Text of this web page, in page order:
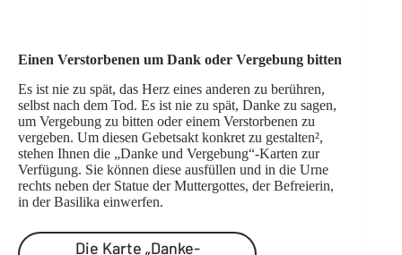
Einen Verstorbenen um Dank oder Vergebung bitten
Es ist nie zu spät, das Herz eines anderen zu berühren,
selbst nach dem Tod. Es ist nie zu spät, Danke zu sagen,
um Vergebung zu bitten oder einem Verstorbenen zu
vergeben. Um diesen Gebetsakt konkret zu gestalten²,
stehen Ihnen die „Danke und Vergebung“-Karten zur
Verfügung. Sie können diese ausfüllen und in die Urne
rechts neben der Statue der Muttergottes, der Befreierin,
in der Basilika einwerfen.
Die Karte „Danke-